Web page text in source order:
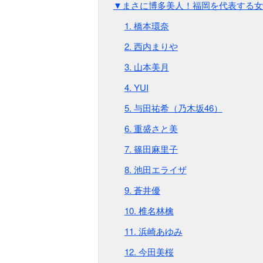
▼まさに博多美人！福岡を代表する
1. 橋本環奈
2. 西内まりや
3. 山本美月
4. YUI
5. 与田祐希（乃木坂46）
6. 重盛さと美
7. 篠田麻里子
8. 池田エライザ
9. 蒼井優
10. 椎名林檎
11. 浜崎あゆみ
12. 今田美桜